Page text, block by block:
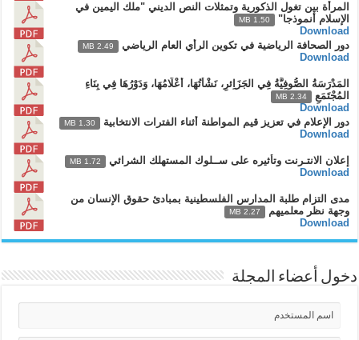
المرأة بين تغول الذكورية وتمثلات النص الديني "ملك اليمين في
الإسلام أنموذجا"
1.50 MB
Download
دور الصحافة الرياضية في تكوين الرأي العام الرياضي
2.49 MB
Download
المَدْرَسَةُ الصُّوفِيَّةُ فِي الجَزَاِئرِ، نَشْأَتُهَا، أَعْلَامُهَا، وَدَوْرُهَا فِي بِنَاءِ
المُجْتَمَعِ 2.34 MB
Download
دور الإعلام في تعزيز قيم المواطنة أثناء الفترات الانتخابية
1.30 MB
Download
إعلان الانتـرنت وتأثيره على ســلوك المستهلك الشرائي 1.72 MB
Download
مدى التزام طلبة المدارس الفلسطينية بمبادئ حقوق الإنسان من
وجهة نظر معلميهم
2.27 MB
Download
دخول أعضاء المجلة